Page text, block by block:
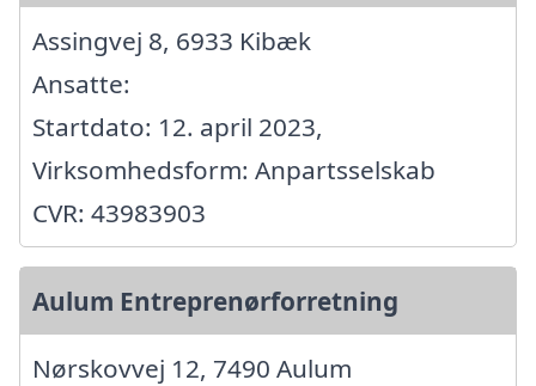
Assingvej 8, 6933 Kibæk
Ansatte:
Startdato: 12. april 2023,
Virksomhedsform: Anpartsselskab
CVR: 43983903
Aulum Entreprenørforretning
Nørskovvej 12, 7490 Aulum